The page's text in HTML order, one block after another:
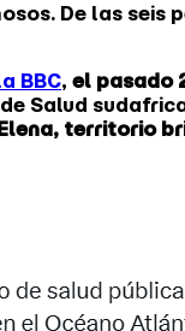
De las seis
BBC, el pasado
Salud
territorio